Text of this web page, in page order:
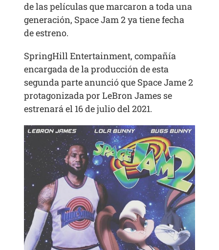
de las películas que marcaron a toda una
generación, Space Jam 2 ya tiene fecha
de estreno.
SpringHill Entertainment, compañía
encargada de la producción de esta
segunda parte anunció que Space Jame 2
protagonizada por LeBron James se
estrenará el 16 de julio del 2021.